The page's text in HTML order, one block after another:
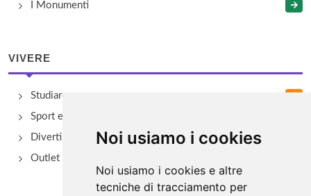
Noi usiamo i cookies
Noi usiamo i cookies e altre
tecniche di tracciamento per
I Monumenti
VIVERE
Studiare
Sport e Benessere
Divertimento e Natura
Outlet e spacci aziendali